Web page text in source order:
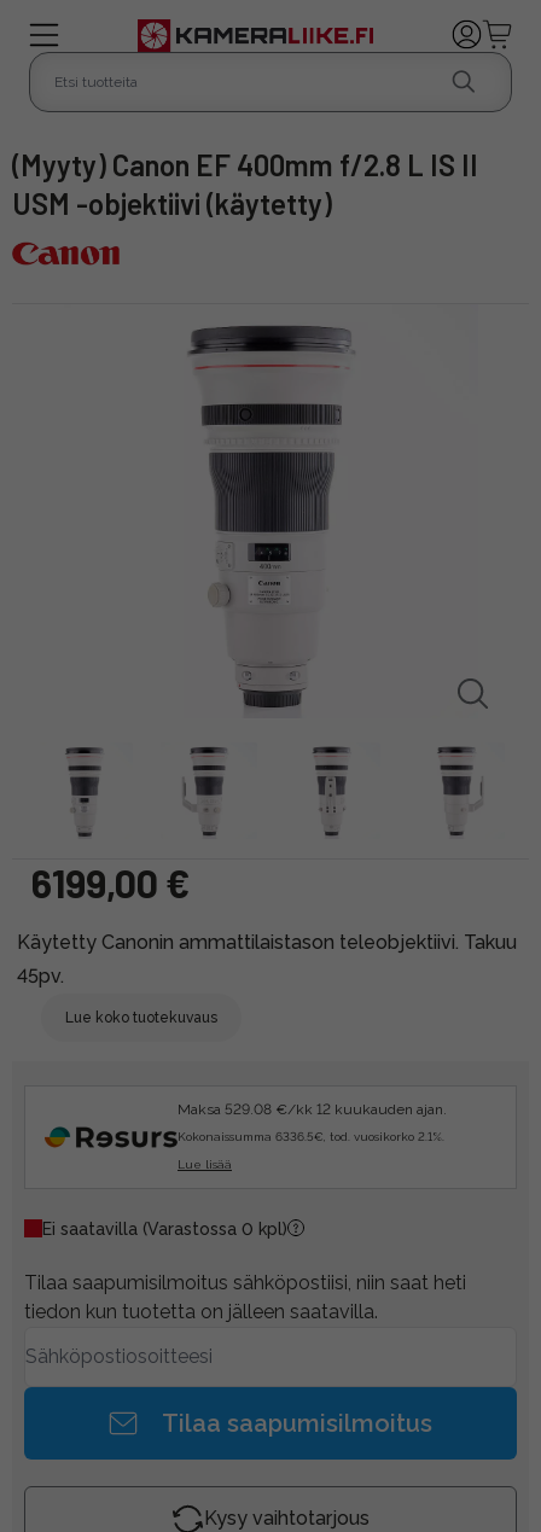
(Myyty) Canon EF 400mm f/2.8 L IS II
USM -objektiivi (käytetty)
6199,00 €
Käytetty Canonin ammattilaistason teleobjektiivi. Takuu
45pv.
Lue koko tuotekuvaus
Maksa 529.08 €/kk 12 kuukauden ajan.
Kokonaissumma 6336.5€, tod. vuosikorko 2.1%.
Lue lisää
Ei saatavilla (Varastossa 0 kpl)
Tilaa saapumisilmoitus sähköpostiisi, niin saat heti
tiedon kun tuotetta on jälleen saatavilla.
Tilaa saapumisilmoitus
Kysy vaihtotarjous